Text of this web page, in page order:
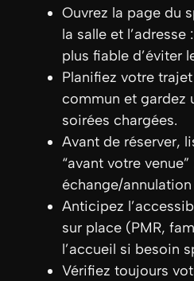
Ouvrez la page du
la salle et l’adresse
plus fiable d’éviter
Planifiez votre
commun et gardez
soirées chargées.
Avant de réserver,
“avant votre
échange/
Anticipez
sur place (PMR,
l’accueil si besoin
Vérifiez toujours